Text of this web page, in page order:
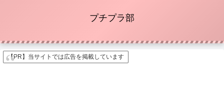
プチプラ部
【PR】当サイトでは広告を掲載しています